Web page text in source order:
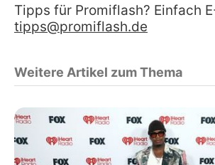
Tipps für Promiflash? Einfach
tipps@promiflash.de
Weitere Artikel zum Thema